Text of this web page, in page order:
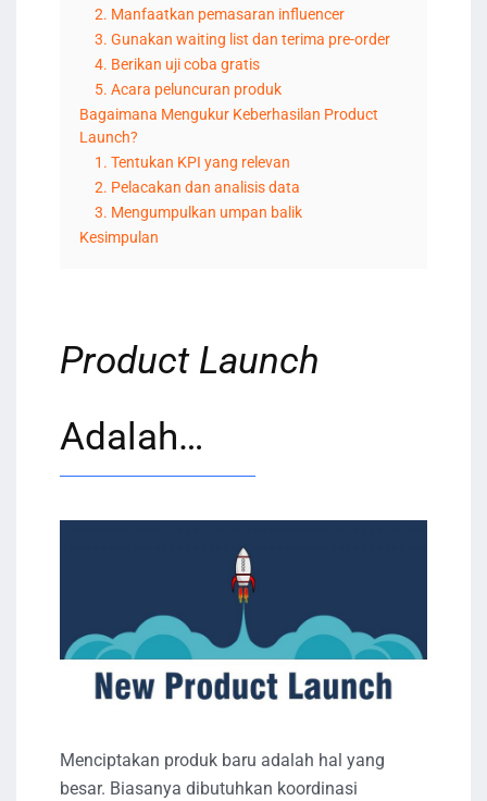
2. Manfaatkan pemasaran influencer
3. Gunakan waiting list dan terima pre-order
4. Berikan uji coba gratis
5. Acara peluncuran produk
Bagaimana Mengukur Keberhasilan Product
Launch?
1. Tentukan KPI yang relevan
2. Pelacakan dan analisis data
3. Mengumpulkan umpan balik
Kesimpulan
Product Launch
Adalah…
Menciptakan produk baru adalah hal yang
besar. Biasanya dibutuhkan koordinasi